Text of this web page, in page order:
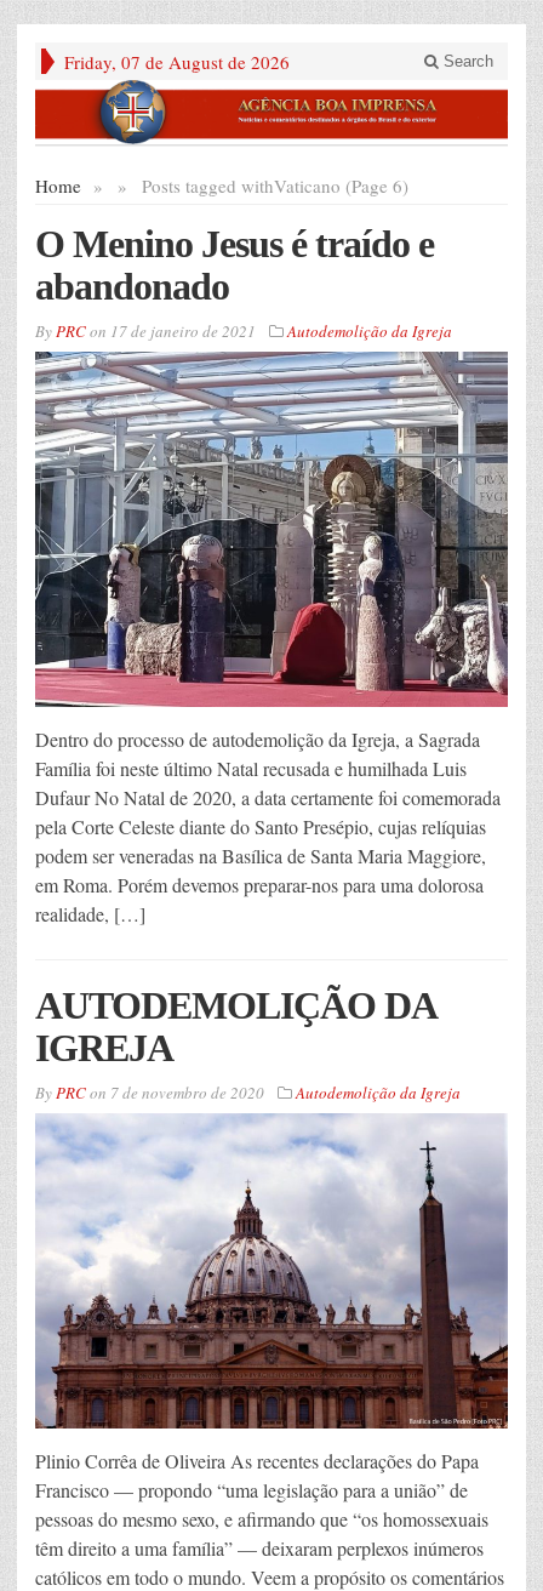
Friday, 07 de August de 2026 Search
Home » Posts tagged with
» Vaticano (Page 6)
O Menino Jesus é traído e
abandonado
ByPRCon 17 de janeiro de 2021 Autodemolição da Igreja
Dentro do processo de autodemolição da Igreja, a Sagrada
Família foi neste último Natal recusada e humilhada Luis
Dufaur No Natal de 2020, a data certamente foi comemorada
pela Corte Celeste diante do Santo Presépio, cujas relíquias
podem ser veneradas na Basílica de Santa Maria Maggiore,
em Roma. Porém devemos preparar-nos para uma dolorosa
realidade, […]
AUTODEMOLIÇÃO DA
IGREJA
ByPRCon 7 de novembro de 2020 Autodemolição da Igreja
Plinio Corrêa de Oliveira As recentes declarações do Papa
Francisco — propondo “uma legislação para a união” de
pessoas do mesmo sexo, e afirmando que “os homossexuais
têm direito a uma família” — deixaram perplexos inúmeros
católicos em todo o mundo. Veem a propósito os comentários